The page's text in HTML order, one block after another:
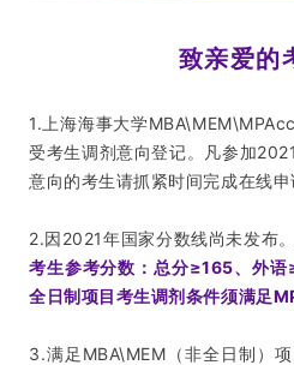
致亲爱的
1.上海海事大学
受考生调剂意向登记。凡参加
意向的考生请抓紧时间完成在线申
2.因2021年国家分数线尚未发布
考生参考分数：总分≥165、外
全日制项目考生调剂条件须满足
3.满足MBA\MEM（非全日制）